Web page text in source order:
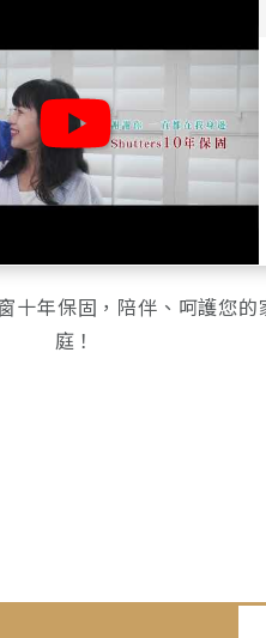
十年保固，陪伴、呵護您的
庭！